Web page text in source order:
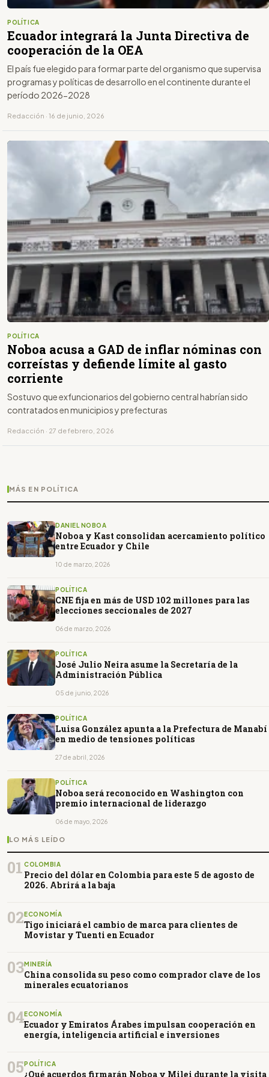
POLÍTICA
Ecuador integrará la Junta Directiva de
cooperación de la OEA
El país fue elegido para formar parte del organismo que supervisa
programas y políticas de desarrollo en el continente durante el
período 2026-2028
Redacción · 16 de junio, 2026
POLÍTICA
Noboa acusa a GAD de inflar nóminas con
correístas y defiende límite al gasto
corriente
Sostuvo que exfuncionarios del gobierno central habrían sido
contratados en municipios y prefecturas
Redacción · 27 de febrero, 2026
MÁS EN POLÍTICA
DANIEL NOBOA
Noboa y Kast consolidan acercamiento político
entre Ecuador y Chile
10 de marzo, 2026
POLÍTICA
CNE fija en más de USD 102 millones para las
elecciones seccionales de 2027
06 de marzo, 2026
POLÍTICA
José Julio Neira asume la Secretaría de la
Administración Pública
05 de junio, 2026
POLÍTICA
Luisa González apunta a la Prefectura de Manabí
en medio de tensiones políticas
27 de abril, 2026
POLÍTICA
Noboa será reconocido en Washington con
premio internacional de liderazgo
06 de mayo, 2026
LO MÁS LEÍDO
01 COLOMBIA
Precio del dólar en Colombia para este 5 de agosto de
2026. Abrirá a la baja
02 ECONOMÍA
Tigo iniciará el cambio de marca para clientes de
Movistar y Tuenti en Ecuador
03MINERÍA
China consolida su peso como comprador clave de los
minerales ecuatorianos
04ECONOMÍA
Ecuador y Emiratos Árabes impulsan cooperación en
energía, inteligencia artificial e inversiones
05 POLÍTICA
¿Qué acuerdos firmarán Noboa y Milei durante la visita